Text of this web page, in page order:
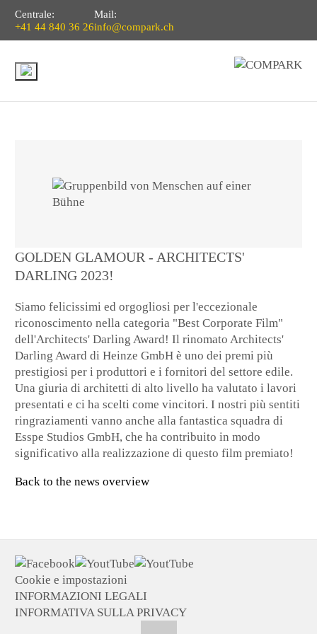
Centrale:
+41 44 840 36 26
Mail:
info@compark.ch
GOLDEN GLAMOUR - ARCHITECTS'
DARLING 2023!
Siamo felicissimi ed orgogliosi per l'eccezionale
riconoscimento nella categoria "Best Corporate Film"
dell'Architects' Darling Award! Il rinomato Architects'
Darling Award di Heinze GmbH è uno dei premi più
prestigiosi per i produttori e i fornitori del settore edile.
Una giuria di architetti di alto livello ha valutato i lavori
presentati e ci ha scelti come vincitori. I nostri più sentiti
ringraziamenti vanno anche alla fantastica squadra di
Esspe Studios GmbH, che ha contribuito in modo
significativo alla realizzazione di questo film premiato!
Back to the news overview
Cookie e impostazioni
INFORMAZIONI LEGALI
INFORMATIVA SULLA PRIVACY